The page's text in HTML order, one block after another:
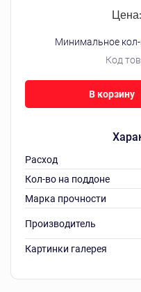
Код
Цена:
Минимальное кол-
Расход
Кол-во на поддоне
Марка прочности
Производитель
Картинки галерея
В корзину